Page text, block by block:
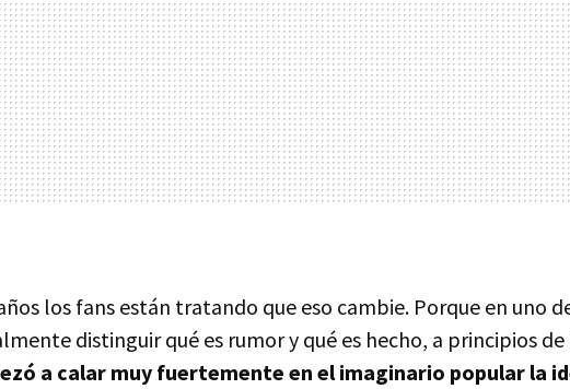
los fans están tratando que eso cambie. Porque en uno
distinguir qué es rumor y qué es hecho, a principios de
a calar muy fuertemente en el imaginario popular la